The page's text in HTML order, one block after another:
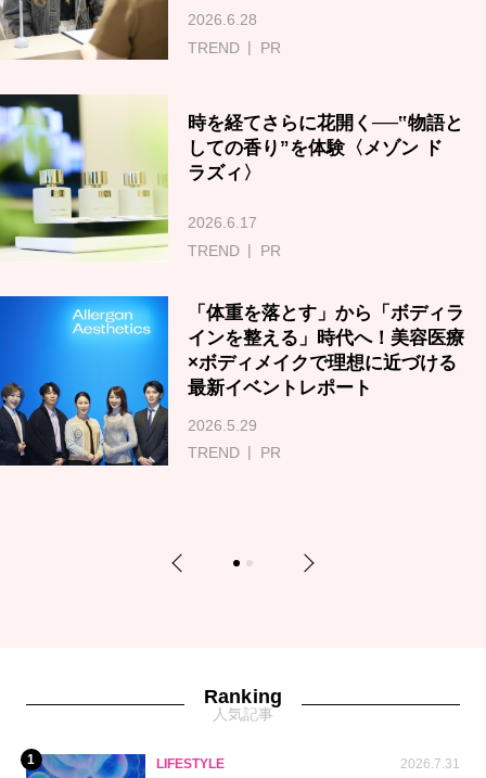
2026.6.28
TREND
PR
時を経てさらに花開く──‟物語と
しての香り”を体験〈メゾン ド
ラズィ〉
2026.6.17
TREND
PR
「体重を落とす」から「ボディラ
インを整える」時代へ！美容医療
×ボディメイクで理想に近づける
最新イベントレポート
2026.5.29
TREND
PR
Previous 1 2 Next
Ranking
人気記事
1 LIFESTYLE 2026.7.31